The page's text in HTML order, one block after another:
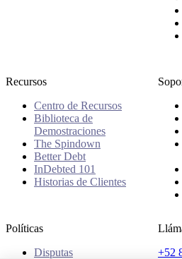
Recursos
Centro de Recursos
Biblioteca de
Demostraciones
The Spindown
Better Debt
InDebted 101
Historias de Clientes
Políticas
Disputas
+52